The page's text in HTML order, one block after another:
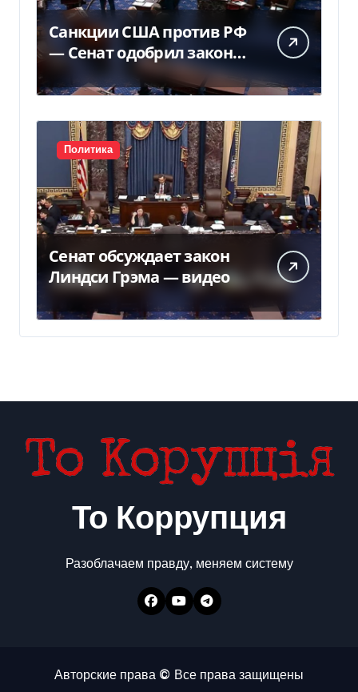
Санкции США против РФ
— Сенат одобрил закон
Грема — Фокус
Политика
Сенат обсуждает закон
Линдси Грэма — видео
То Коррупция
Разоблачаем правду, меняем систему
Авторские права © Все права защищены